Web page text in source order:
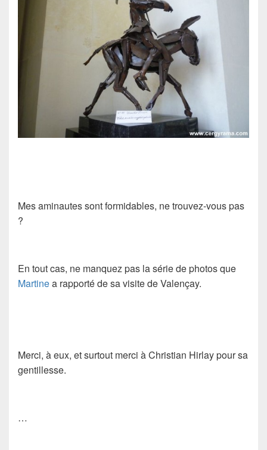
Mes aminautes sont formidables, ne trouvez-vous pas
?
En tout cas, ne manquez pas la série de photos que
Martinea rapporté de sa visite de Valençay.
Merci, à eux, et surtout merci à Christian Hirlay pour sa
gentillesse.
…